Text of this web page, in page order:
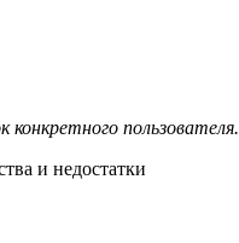
пользователя.